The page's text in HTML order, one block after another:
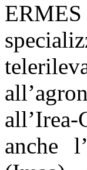
anche